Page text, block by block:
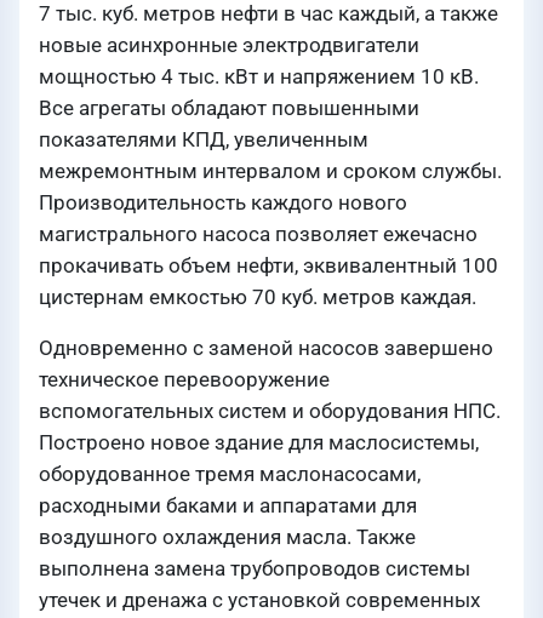
7 тыс. куб. метров нефти в час каждый, а также
новые асинхронные электродвигатели
мощностью 4 тыс. кВт и напряжением 10 кВ.
Все агрегаты обладают повышенными
показателями КПД, увеличенным
межремонтным интервалом и сроком службы.
Производительность каждого нового
магистрального насоса позволяет ежечасно
прокачивать объем нефти, эквивалентный 100
цистернам емкостью 70 куб. метров каждая.
Одновременно с заменой насосов завершено
техническое перевооружение
вспомогательных систем и оборудования НПС.
Построено новое здание для маслосистемы,
оборудованное тремя маслонасосами,
расходными баками и аппаратами для
воздушного охлаждения масла. Также
выполнена замена трубопроводов системы
утечек и дренажа с установкой современных